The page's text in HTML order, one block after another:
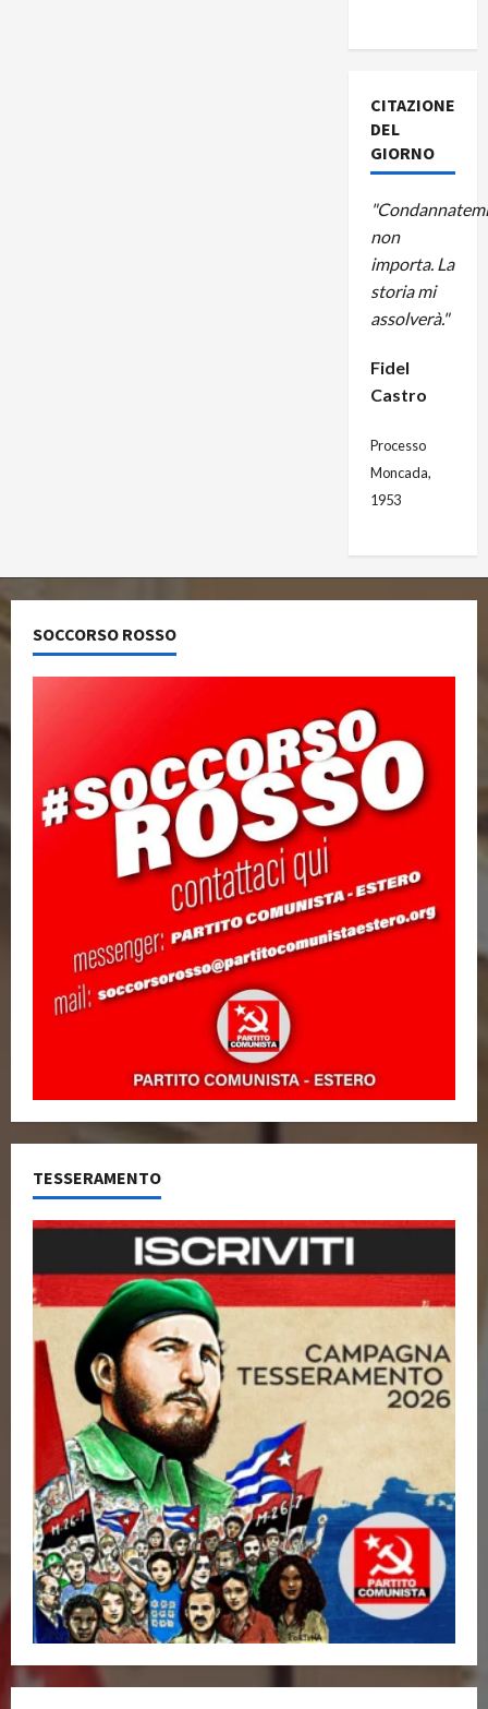
CITAZIONE
DEL
GIORNO
non
importa. La
storia mi
assolverà."
Fidel
Castro
Processo
Moncada,
1953
SOCCORSO ROSSO
TESSERAMENTO